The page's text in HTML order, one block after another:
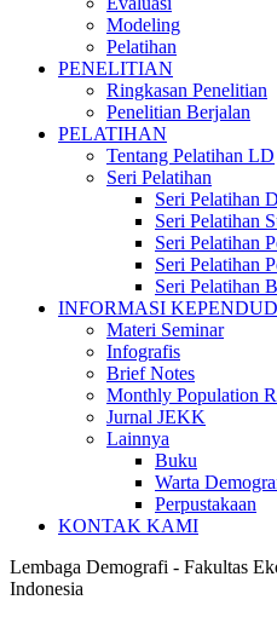
Modeling
Pelatihan
PENELITIAN
Ringkasan Penelitian
Penelitian Berjalan
PELATIHAN
Tentang Pelatihan LD
Seri Pelatihan
Seri Pelatihan
Seri Pelatihan
Seri Pelatihan
Seri Pelatihan
Seri Pelatihan
INFORMASI
Materi Seminar
Infografis
Brief Notes
Monthly Population
Jurnal JEKK
Lainnya
Buku
Warta
Perpustakaan
KONTAK KAMI
Lembaga Demografi - Fakultas
Indonesia